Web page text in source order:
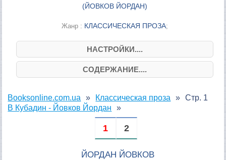
(ЙОВКОВ ЙОРДАН)
Жанр : КЛАССИЧЕСКАЯ ПРОЗА;
НАСТРОЙКИ....
СОДЕРЖАНИЕ....
Booksonline.com.ua
Классическая проза
В Кубадин - Йовков Йордан
Стр. 1
1 2
ЙОРДАН ЙОВКОВ